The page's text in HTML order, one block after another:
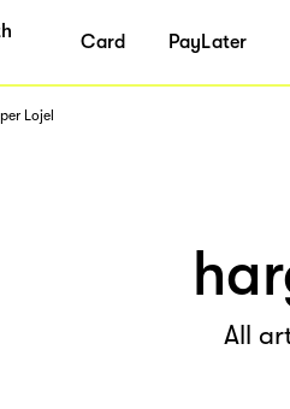
Card PayLater
Lojel
All